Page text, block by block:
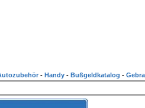
- Handy - Bußgeldkatalog -